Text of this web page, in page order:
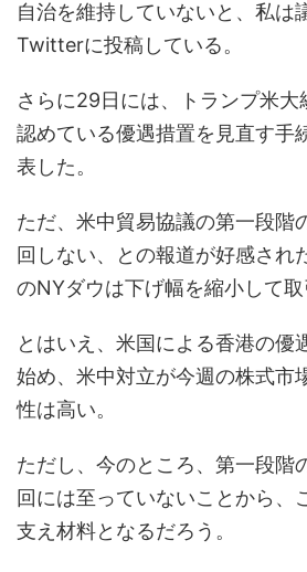
自治を維持していないと、私は
Twitterに投稿している。
さらに29日には、トランプ米大
認めている優遇措置を見直す手
表した。
ただ、米中貿易協議の第一段階
回しない、との報道が好感され
のNYダウは下げ幅を縮小して取
とはいえ、米国による香港の優
始め、米中対立が今週の株式市
性は高い。
ただし、今のところ、第一段階
回には至っていないことから、
支え材料となるだろう。